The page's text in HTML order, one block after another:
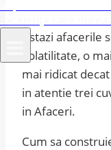
Astazi
volatilitate, o
mai ridicat
in atentie trei
in Afaceri.
Cum sa